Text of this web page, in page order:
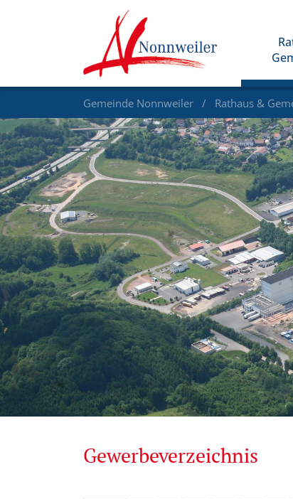
Gemeinde Nonnweiler Rathaus &
Gewerbeverzeichnis